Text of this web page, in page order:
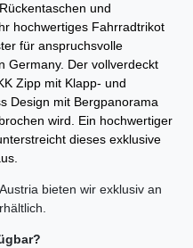
und
hochwertiges Fahrradtrikot
für anspruchsvolle
Germany. Der vollverdeckt
Zipp mit Klapp- und
Design mit Bergpanorama
wird. Ein hochwertiger
dieses exklusive
bieten wir exklusiv an